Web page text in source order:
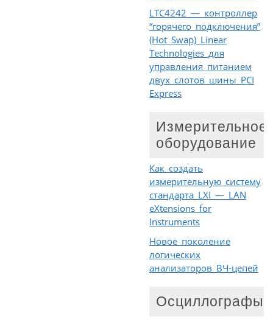
LTC4242 — контроллер
“горячего подключения”
(Hot Swap) Linear
Technologies для
управления питанием
двух слотов шины PCI
Express
Измерительное
оборудование
Как создать
измерительную систему
стандарта LXI — LAN
eXtensions for
Instruments
Новое поколение
логических
анализаторов ВЧ-цепей
Осциллографы